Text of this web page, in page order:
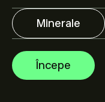
Minerale
Începe
Analiștii oferă
Inc bazate pe
creșterea estimată.
pentru mișcările
Capitalizarea de